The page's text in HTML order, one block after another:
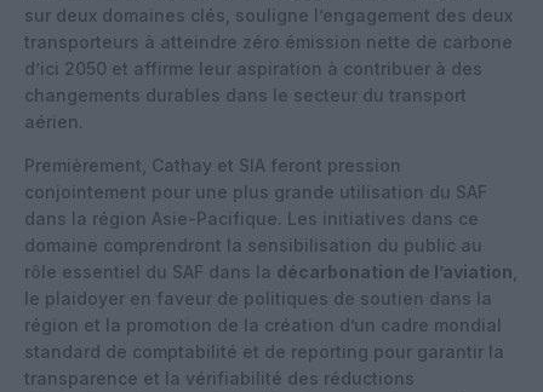
sur deux domaines clés, souligne l’engagement des deux
transporteurs à atteindre zéro émission nette de carbone
d’ici 2050 et affirme leur aspiration à contribuer à des
changements durables dans le secteur du transport
aérien.
Premièrement, Cathay et SIA feront pression
conjointement pour une plus grande utilisation du SAF
dans la région Asie-Pacifique. Les initiatives dans ce
domaine comprendront la sensibilisation du public au
rôle essentiel du SAF dans la décarbonation de l’aviation
le plaidoyer en faveur de politiques de soutien dans la
région et la promotion de la création d’un cadre mondial
standard de comptabilité et de reporting pour garantir la
transparence et la vérifiabilité des réductions